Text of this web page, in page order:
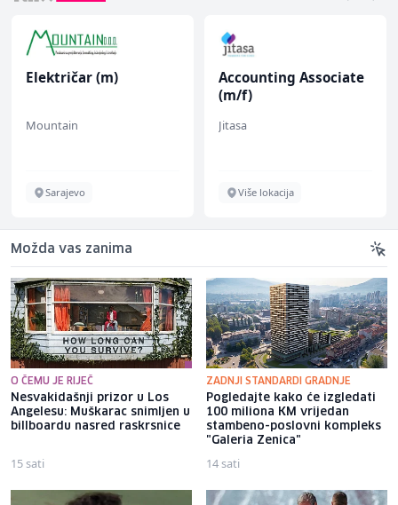
Električar (m)
Mountain
Sarajevo
Accounting Associate
(m/f)
Jitasa
Više lokacija
Možda vas zanima
O ČEMU JE RIJEČ
Nesvakidašnji prizor u Los
Angelesu: Muškarac snimljen u
billboardu nasred raskrsnice
15 sati
ZADNJI STANDARDI GRADNJE
Pogledajte kako će izgledati
100 miliona KM vrijedan
stambeno-poslovni kompleks
"Galeria Zenica"
14 sati